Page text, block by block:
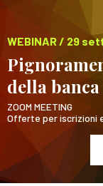
WEBINAR / 29
della banca
ZOOM MEETING
Offerte per iscrizioni